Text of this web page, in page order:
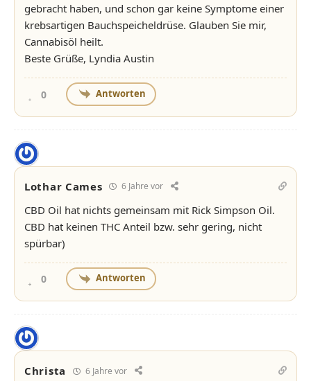
gebracht haben, und schon gar keine Symptome einer
krebsartigen Bauchspeicheldrüse. Glauben Sie mir,
Cannabisöl heilt.
Beste Grüße, Lyndia Austin
0 Antworten
Lothar Cames 6 Jahre vor
CBD Oil hat nichts gemeinsam mit Rick Simpson Oil.
CBD hat keinen THC Anteil bzw. sehr gering, nicht
spürbar)
0 Antworten
Christa 6 Jahre vor